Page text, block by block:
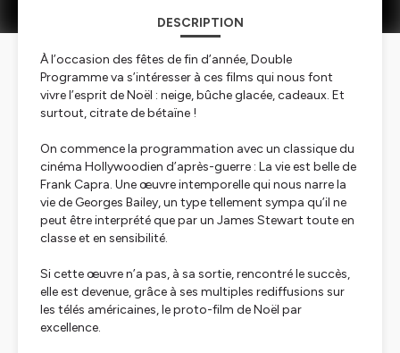
DESCRIPTION
À l’occasion des fêtes de fin d’année, Double
Programme va s’intéresser à ces films qui nous font
vivre l’esprit de Noël : neige, bûche glacée, cadeaux. Et
surtout, citrate de bétaïne !
On commence la programmation avec un classique du
cinéma Hollywoodien d’après-guerre : La vie est belle de
Frank Capra. Une œuvre intemporelle qui nous narre la
vie de Georges Bailey, un type tellement sympa qu’il ne
peut être interprété que par un James Stewart toute en
classe et en sensibilité.
Si cette œuvre n’a pas, à sa sortie, rencontré le succès,
elle est devenue, grâce à ses multiples rediffusions sur
les télés américaines, le proto-film de Noël par
excellence.